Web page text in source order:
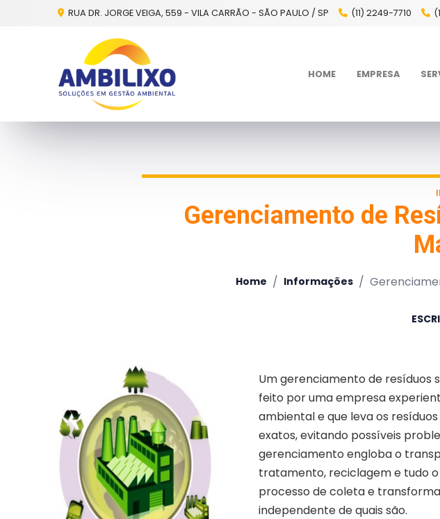
RUA DR. JORGE VEIGA, 559 - VILA CARRÃO - SÃO PAULO / SP (11) 2249-7710
HOME EMPRESA
Gerenciamento de
Home / Informações /
Um gerenciamento de resíduos
feito por uma empresa
ambiental e que leva os
exatos, evitando possíveis
gerenciamento engloba o
tratamento, reciclagem e tudo
processo de coleta e
independente de quais são.